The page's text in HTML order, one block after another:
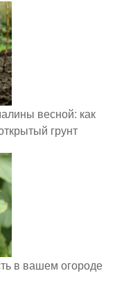
весной: как
грунт
в вашем огороде